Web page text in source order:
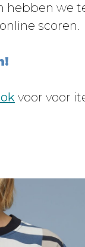
hebben we
scoren.
voor voor